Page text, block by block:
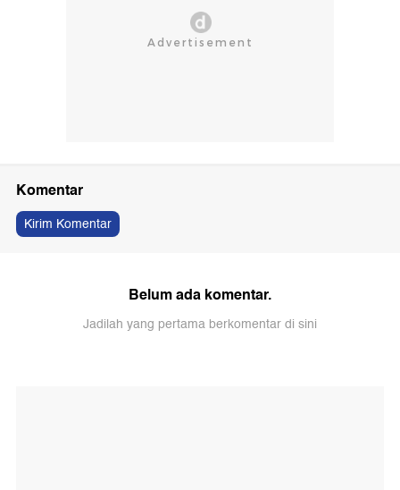
Komentar
Kirim Komentar
Belum ada komentar.
Jadilah yang pertama berkomentar di sini